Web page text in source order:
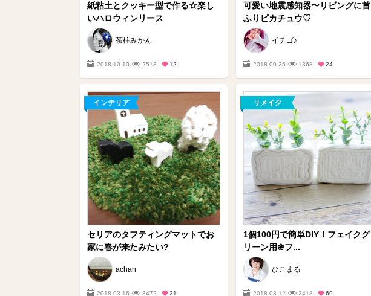
紙粘土とクッキー型で作る☆楽し
いハロウィンリース
茶柱みかん
2018.10.10 2518 12
可愛い地震感知器〜リビングに首
ふりピカチュウ♡
イチゴ♪
2018.09.25 1368 24
インテリア
セリアのタフティングマットでお
家に春が来たみたい?
achan
2018.03.16 3472 21
リメイク
1個100円で簡単DIY！フェイクグ
リーン用❀フ...
ひこまる
2018.03.12 2418 69